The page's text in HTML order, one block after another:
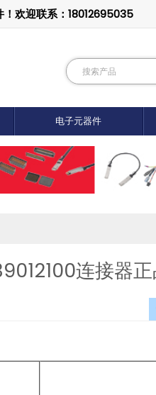
欢迎联系：18012695035
电子元器件
连接器